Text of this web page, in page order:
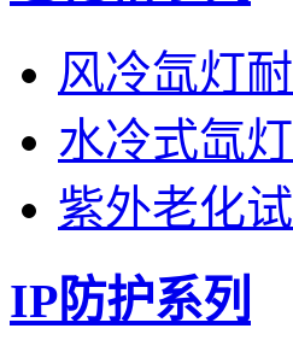
风冷氙灯
水冷式氙
紫外老化
IP防护系列